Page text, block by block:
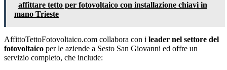
affittare tetto per fotovoltaico con installazione chiavi in
mano Trieste
AffittoTettoFotovoltaico.com collabora con i leader nel settore del
fotovoltaico per le aziende a Sesto San Giovanni ed offre un
servizio completo, che include: